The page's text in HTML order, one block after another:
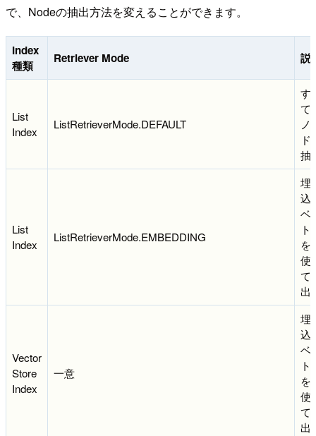
で、Nodeの抽出方法を変えることができます。
Index
種類
Retriever Mode 説
List
Index
ListRetrieverMode.DEFAULT
す
て
ノ
ド
抽
List
Index
ListRetrieverMode.EMBEDDING
埋
込
ベ
ト
を
使
て
出
Vector
Store
Index
一意
埋
込
ベ
ト
を
使
て
出